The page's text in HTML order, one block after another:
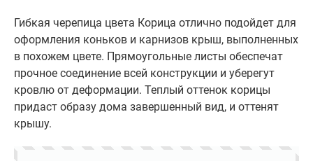
Гибкая черепица цвета Корица отлично подойдет для
оформления коньков и карнизов крыш, выполненных
в похожем цвете. Прямоугольные листы обеспечат
прочное соединение всей конструкции и уберегут
кровлю от деформации. Теплый оттенок корицы
придаст образу дома завершенный вид, и оттенят
крышу.